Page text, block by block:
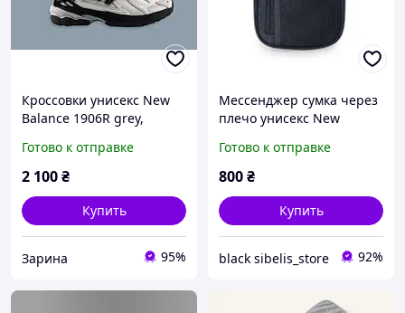
Кроссовки унисекс New
Balance 1906R grey,
Беланс 1906
Готово к отправке
2 100₴
Купить
Зарина 95%
Мессенджер сумка через
плечо унисекс New
Готово к отправке
800₴
Купить
black sibelis_store 92%